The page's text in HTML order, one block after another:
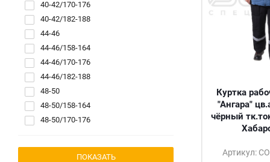
Куртка
"Ангара"
чёрный
Артикул:
40-42/170-176
40-42/182-188
44-46
44-46/158-164
44-46/170-176
44-46/182-188
48-50
48-50/158-164
48-50/170-176
52-54